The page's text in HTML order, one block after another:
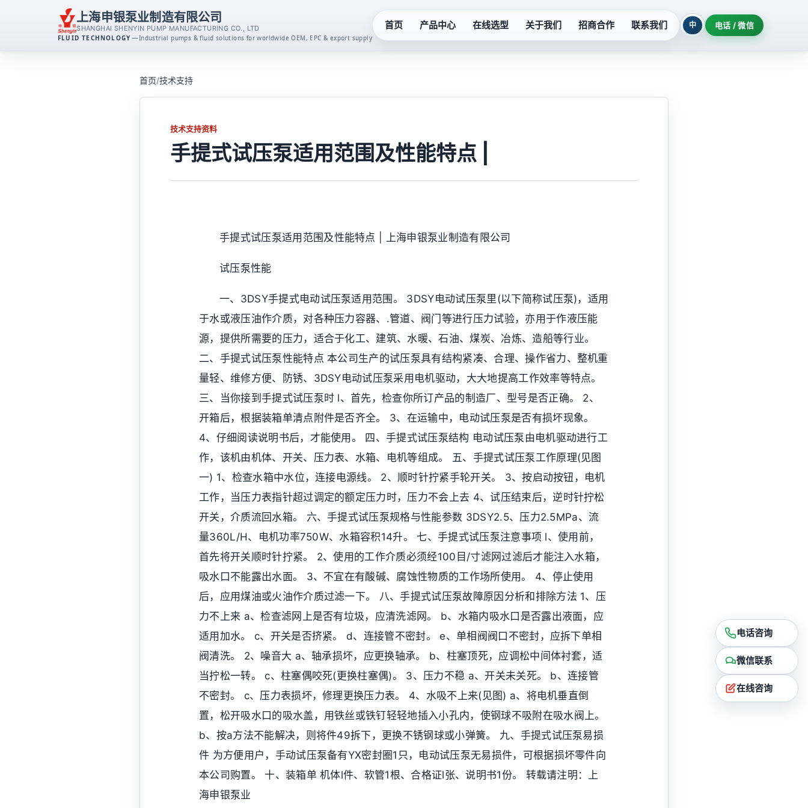
上海申银泵业制造有限公司
SHANGHAI SHENYIN PUMP MANUFACTURING CO., LTD
FLUID TECHNOLOGY —Industrial pumps & fluid solutions for worldwide OEM, EPC & export supply
首页 产品中心
消防泵系列
排污泵系列
自吸泵系列
液下泵系列
潜水泵系列
齿轮油泵系列
一体化预制泵站
玻璃钢泵系列
在线选型 关于我们 招商合作 联系我们 中 电话 / 微信
首页/技术支持
技术支持资料
手提式试压泵适用范围及性能特点 |
手提式试压泵适用范围及性能特点 | 上海申银泵业制造有限公司
试压泵性能
一、3DSY手提式电动试压泵适用范围。 3DSY电动试压泵里(以下简称试压泵)，适用
于水或液压油作介质，对各种压力容器、.管道、阀门等进行压力试验，亦用于作液压能
源，提供所需要的压力，适合于化工、建筑、水暖、石油、煤炭、冶炼、造船等行业。
二、手提式试压泵性能特点 本公司生产的试压泵具有结构紧凑、合理、操作省力、整机重
量轻、维修方便、防锈、3DSY电动试压泵采用电机驱动，大大地提高工作效率等特点。
三、当你接到手提式试压泵时 l、首先，检查你所订产品的制造厂、型号是否正确。 2、
开箱后，根据装箱单清点附件是否齐全。 3、在运输中，电动试压泵是否有损坏现象。
4、仔细阅读说明书后，才能使用。 四、手提式试压泵结构 电动试压泵由电机驱动进行工
作，该机由机体、开关、压力表、水箱、电机等组成。 五、手提式试压泵工作原理(见图
一) 1、检查水箱中水位，连接电源线。 2、顺时针拧紧手轮开关。 3、按启动按钮，电机
工作，当压力表指针超过调定的额定压力时，压力不会上去 4、试压结束后，逆时针拧松
开关，介质流回水箱。 六、手提式试压泵规格与性能参数 3DSY2.5、压力2.5MPa、流
量360L/H、电机功率750W、水箱容积14升。 七、手提式试压泵注意事项 l、使用前，
首先将开关顺时针拧紧。 2、使用的工作介质必须经100目/寸滤网过滤后才能注入水箱，
吸水口不能露出水面。 3、不宜在有酸碱、腐蚀性物质的工作场所使用。 4、停止使用
后，应用煤油或火油作介质过滤一下。 八、手提式试压泵故障原因分析和排除方法 1、压
力不上来 a、检查滤网上是否有垃圾，应清洗滤网。 b、水箱内吸水口是否露出液面，应
适用加水。 c、开关是否挤紧。 d、连接管不密封。 e、单相阀阀口不密封，应拆下单相
阀清洗。 2、噪音大 a、轴承损坏，应更换轴承。 b、柱塞顶死，应调松中间体衬套，适
当拧松一转。 c、柱塞偶咬死(更换柱塞偶)。 3、压力不稳 a、开关未关死。 b、连接管
不密封。 c、压力表损坏，修理更换压力表。 4、水吸不上来(见图) a、将电机垂直倒
置，松开吸水口的吸水盖，用铁丝或铁钉轻轻地插入小孔内，使钢球不吸附在吸水阀上。
b、按a方法不能解决，则将件49拆下，更换不锈钢球或小弹簧。 九、手提式试压泵易损
件 为方便用户，手动试压泵备有YX密封圈1只，电动试压泵无易损件，可根据损坏零件向
本公司购置。 十、装箱单 机体l件、软管1根、合格证l张、说明书1份。 转载请注明：上
海申银泵业
电话咨询
微信联系
在线咨询